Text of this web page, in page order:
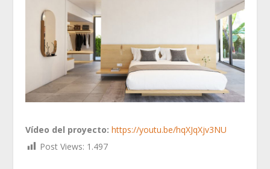
Vídeo del proyecto: https://youtu.be/hqXJqXjv3NU
Post Views: 1.497